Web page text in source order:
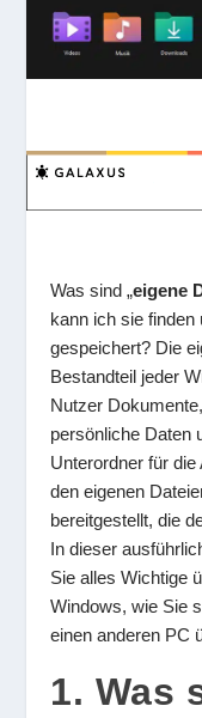
Was sind „eigene
kann ich sie finden
gespeichert? Die
Bestandteil jeder
Nutzer
persönliche Daten
Unterordner für die
den eigenen
bereitgestellt, die
In dieser
Sie alles Wichtige
Windows, wie Sie
einen anderen PC
1. Was